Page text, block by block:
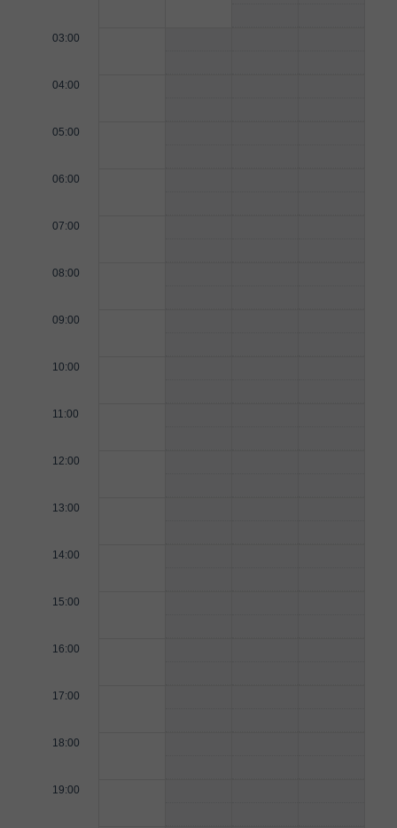
03:00
04:00
05:00
06:00
07:00
08:00
09:00
10:00
11:00
12:00
13:00
14:00
15:00
16:00
17:00
18:00
19:00